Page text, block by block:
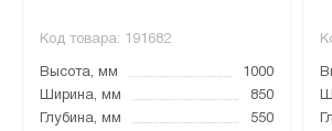
Код товара: 191682
Высота, мм
1000
Ширина, мм
850
Глубина, мм
550